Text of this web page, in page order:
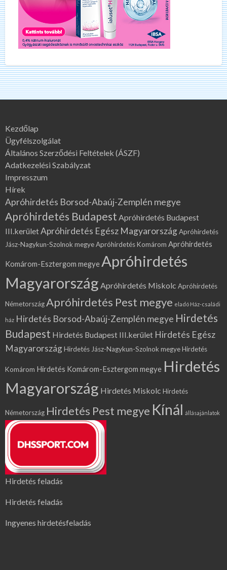
Kezdőlap
Ügyfélszolgálat
Általános Szerződési Feltételek (ÁSZF)
Adatkezelési Szabályzat
Impresszum
Hírek
Apróhirdetés Borsod-Abaúj-Zemplén megye
Apróhirdetés Budapest Apróhirdetés Budapest
III.kerületApróhirdetés Egész MagyarországApróhirdetés
Jász-Nagykun-Szolnok megyeApróhirdetés Komárom Apróhirdetés
Komárom-Esztergom megye Apróhirdetés
Magyarország Apróhirdetés Miskolc Apróhirdetés
NémetországApróhirdetés Pest megye eladó Ház-családi
ház Hirdetés Borsod-Abaúj-Zemplén megye Hirdetés
Budapest Hirdetés Budapest III.kerület Hirdetés Egész
MagyarországHirdetés Jász-Nagykun-Szolnok megyeHirdetés
Komárom Hirdetés Komárom-Esztergom megye Hirdetés
Magyarország Hirdetés Miskolc Hirdetés
Németország Hirdetés Pest megye Kínál állásajánlatok
Hirdetés feladás
Hirdetés feladás
Ingyenes hirdetésfeladás